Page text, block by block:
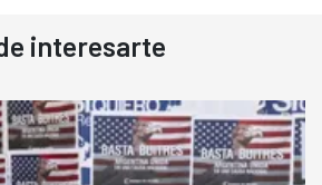
interesarte